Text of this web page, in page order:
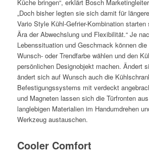
Küche bringen“, erklärt Bosch
„Doch bisher legten sie sich damit für
Vario Style Kühl-Gefrier-Kombination
Ära der Abwechslung und Flexibilität.“ Je
Lebenssituation und Geschmack können
Wunsch- oder Trendfarbe wählen und den
persönlichen Designobjekt machen. Ändert
ändert sich auf Wunsch auch die
Befestigungssystems mit verdeckt
und Magneten lassen sich die Türfronten
langlebigen Materialien im Handumdrehen
Werkzeug austauschen.
Cooler Comfort